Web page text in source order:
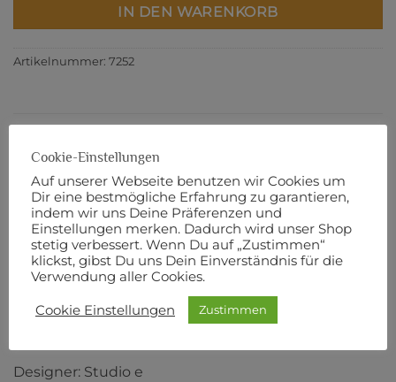
IN DEN WARENKORB
Artikelnummer: 7252
BESCHREIBUNG
ZUSÄTZLICHE INFORMATIONEN
PRODUKTSICHERHEIT
Flanell
Designer: Studio e
Cookie-Einstellungen
Auf unserer Webseite benutzen wir Cookies um
Dir eine bestmögliche Erfahrung zu garantieren,
indem wir uns Deine Präferenzen und
Einstellungen merken. Dadurch wird unser Shop
stetig verbessert. Wenn Du auf „Zustimmen“
klickst, gibst Du uns Dein Einverständnis für die
Verwendung aller Cookies.
Cookie Einstellungen Zustimmen